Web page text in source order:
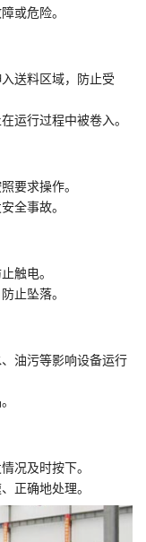
或危险。
送料区域，防止受
运行过程中被卷入。
要求操作。
全事故。
触电。
止坠落。
油污等影响设备运行
况及时按下。
正确地处理。